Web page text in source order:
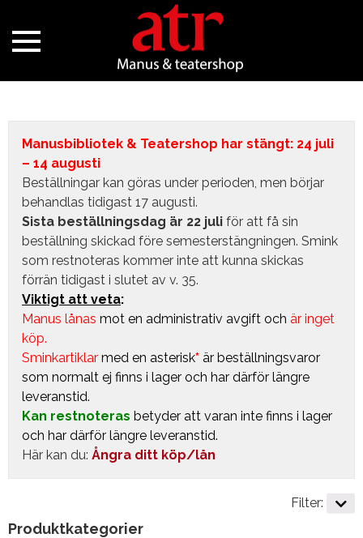
Manusbibliotek & Teatershop har stängt: 24 juli
– 14 augusti
Beställningar kan göras under perioden, men börjar
behandlas tidigast 17 augusti.
Sista beställningsdag är 22 juli för att få sin
beställning skickad före semesterstängningen. Smink
som restnoteras kommer inte att kunna skickas
förrän tidigast i slutet av v. 35.
Viktigt att veta:
Manus lånas mot en administrativ avgift och är inget
köp.
Sminkartiklar med en asterisk* är beställningsvaror
som normalt ej finns i lager och har därför längre
leveranstid.
Kan restnoteras betyder att varan inte finns i lager
och har därför längre leveranstid.
Här kan du: Ångra ditt köp/lån
Produktkategorier
Filter: